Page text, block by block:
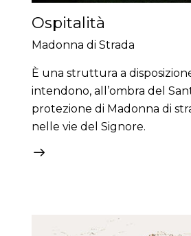
Ospitalità
Madonna di Strada
È una struttura a
intendono, all’ombra del
protezione di Madonna di
nelle vie del Signore.